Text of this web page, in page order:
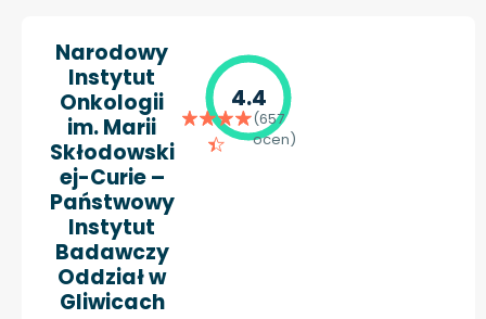
Narodowy
Instytut
Onkologii
im. Marii
Skłodowski
ej-Curie –
Państwowy
Instytut
Badawczy
Oddział w
Gliwicach
4.4
(657
ocen)